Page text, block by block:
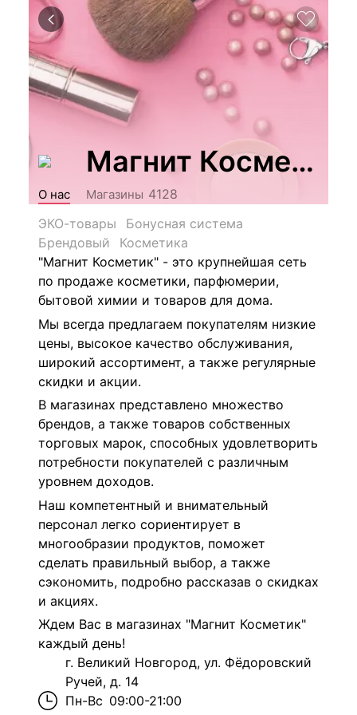
Магнит Косметик
О нас Магазины 4128
ЭКО-товары
Бонусная система
Брендовый
Косметика
"Магнит Косметик" - это крупнейшая сеть
по продаже косметики, парфюмерии,
бытовой химии и товаров для дома.
Мы всегда предлагаем покупателям низкие
цены, высокое качество обслуживания,
широкий ассортимент, а также регулярные
скидки и акции.
В магазинах представлено множество
брендов, а также товаров собственных
торговых марок, способных удовлетворить
потребности покупателей с различным
уровнем доходов.
Наш компетентный и внимательный
персонал легко сориентирует в
многообразии продуктов, поможет
сделать правильный выбор, а также
сэкономить, подробно рассказав о скидках
и акциях.
Ждем Вас в магазинах "Магнит Косметик"
каждый день!
г. Великий Новгород, ул. Фёдоровский
Ручей, д. 14
Пн-Вс 09:00-21:00